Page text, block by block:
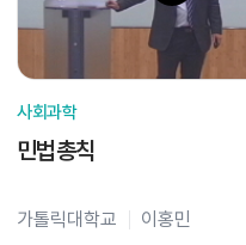
사회과학
민법총칙
가톨릭대학교 이홍민